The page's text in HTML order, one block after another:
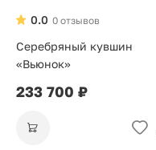
0 отзывов
0.0
Серебряный кувшин
«Вьюнок»
233 700 ₽